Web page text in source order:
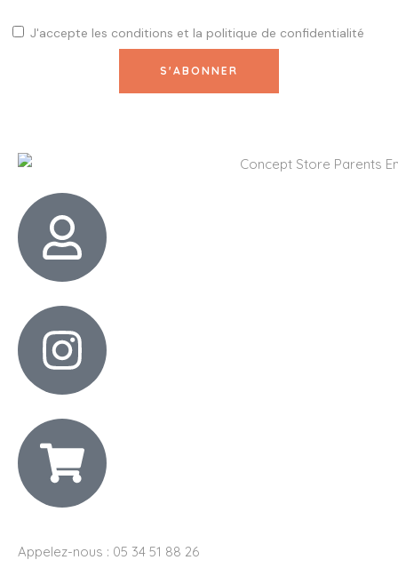
J'accepte les conditions et la politique de confidentialité
Appelez-nous : 05 34 51 88 26